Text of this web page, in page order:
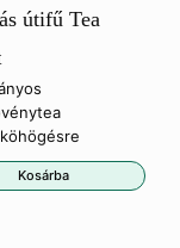
útifű Tea
Kosárba